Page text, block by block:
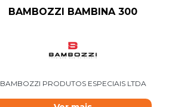
BAMBOZZI BAMBINA 300
BAMBOZZI PRODUTOS ESPECIAIS LTDA